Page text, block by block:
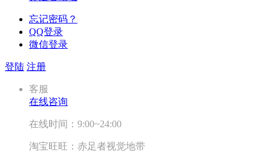
忘记密码？
QQ登录
微信登录
登陆 注册
客服
在线咨询
在线时间：9:00~24:00
淘宝旺旺：赤足者视觉地带